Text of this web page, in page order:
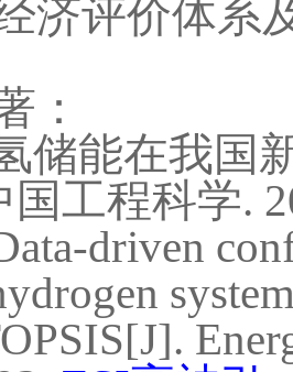
济评价体系
：
储能在我国
国工程科学.
driven